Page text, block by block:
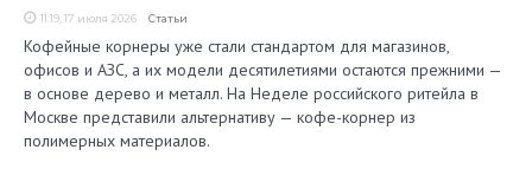
11:19, 17 июля 2026 Статьи
Кофейные корнеры уже стали стандартом для магазинов,
офисов и АЗС, а их модели десятилетиями остаются прежними —
в основе дерево и металл. На Неделе российского ритейла в
Москве представили альтернативу — кофе-корнер из
полимерных материалов.